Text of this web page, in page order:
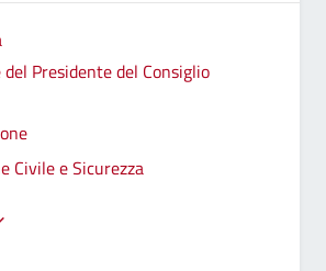
del Presidente del Consiglio
Civile e Sicurezza